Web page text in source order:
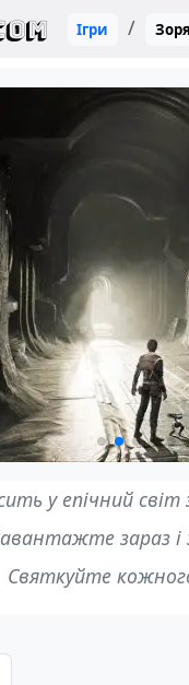
Ігри
у епічний
зараз і
Святкуйте